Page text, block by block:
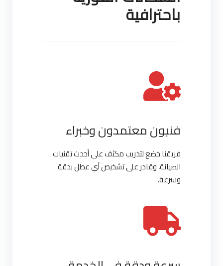
باحترافية
فنيون معتمدون وخبراء
فريقنا خضع لتدريب مكثف على أحدث تقنيات
الصيانة، وقادر على تشخيص أي عطل بدقة
وسرعة.